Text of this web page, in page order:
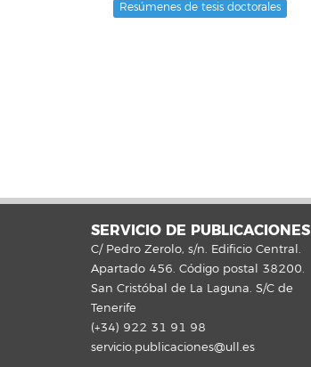
Resúmenes de tesis doctorales
SERVICIO DE PUBLICACIONES
C/ Pedro Zerolo, s/n. Edificio Central.
Apartado 456. Código postal 38200.
San Cristóbal de La Laguna. S/C de
Tenerife
(+34) 922 31 91 98
servicio.publicaciones@ull.es